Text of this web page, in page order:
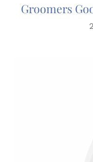
Groomers